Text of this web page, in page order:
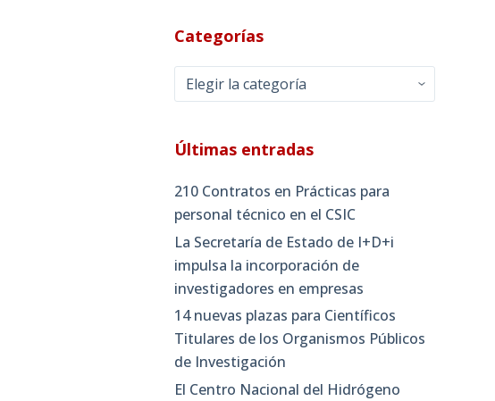
Categorías
Categorías
Últimas entradas
210 Contratos en Prácticas para
personal técnico en el CSIC
La Secretaría de Estado de I+D+i
impulsa la incorporación de
investigadores en empresas
14 nuevas plazas para Científicos
Titulares de los Organismos Públicos
de Investigación
El Centro Nacional del Hidrógeno